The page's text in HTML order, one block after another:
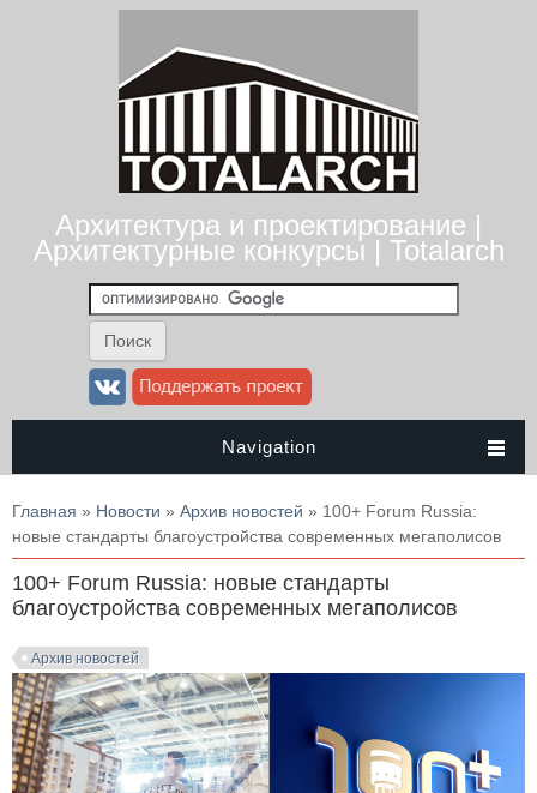
Архитектура и проектирование |
Архитектурные конкурсы | Totalarch
Navigation
Вы здесь
Главная » Новости » Архив новостей » 100+ Forum Russia:
новые стандарты благоустройства современных мегаполисов
100+ Forum Russia: новые стандарты
благоустройства современных мегаполисов
Архив новостей